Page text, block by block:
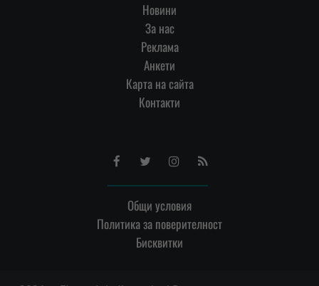
Новини
За нас
Реклама
Анкети
Карта на сайта
Контакти
FacebookTwitterInstagram
RSS
Общи условия
Политика за поверителност
Бисквитки